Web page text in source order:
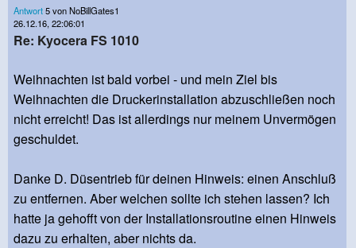
Antwort5 von NoBillGates1
26.12.16, 22:06:01
Re: Kyocera FS 1010
Weihnachten ist bald vorbei - und mein Ziel bis
Weihnachten die Druckerinstallation abzuschließen noch
nicht erreicht! Das ist allerdings nur meinem Unvermögen
geschuldet.
Danke D. Düsentrieb für deinen Hinweis: einen Anschluß
zu entfernen. Aber welchen sollte ich stehen lassen? Ich
hatte ja gehofft von der Installationsroutine einen Hinweis
dazu zu erhalten, aber nichts da.